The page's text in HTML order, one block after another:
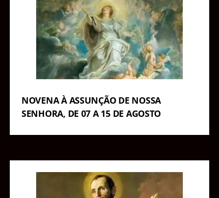
NOVENA À ASSUNÇÃO DE NOSSA
SENHORA, DE 07 A 15 DE AGOSTO